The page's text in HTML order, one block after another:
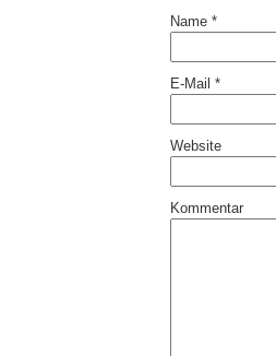
Name *
E-Mail *
Website
Kommentar